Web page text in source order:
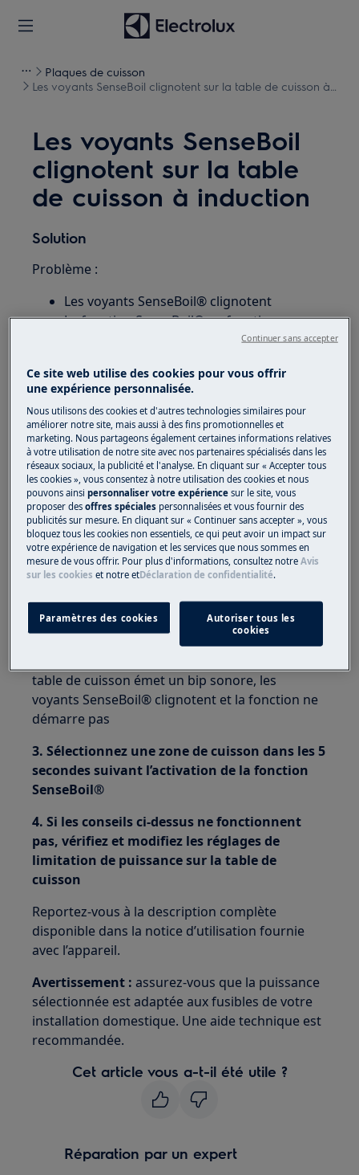
Plaques de cuisson
Les voyants SenseBoil clignotent sur la table de cuisson à
Les voyants SenseBoil
clignotent sur la table
de cuisson à induction
Solution
Problème :
Les voyants SenseBoil® clignotent
La fonction SenseBoil® ne fonctionne pas.
Ne peut activer la fonction SenseBoil®
?
Concerne :
Tables de cuisson à induction avec la
fonction SenseBoil®
Résolution :
1. Assurez-vous que la surface de la table de
cuisson est sèche
2. Terminez les activités de cuisson ou
chaleur résiduelle.
Si toutes les zones de cuisson sont déjà utilisées
table de cuisson émet un bip sonore, les
voyants SenseBoil® clignotent et la fonction ne
démarre pas
3. Sélectionnez une zone de cuisson dans les 5
secondes suivant l’activation de la fonction
SenseBoil®
4. Si les conseils ci-dessus ne fonctionnent
pas, vérifiez et modifiez les réglages de
limitation de puissance sur la table de
cuisson
Reportez-vous à la description complète
disponible dans la notice d’utilisation fournie
avec l’appareil.
Avertissement :assurez-vous que la puissance
sélectionnée est adaptée aux fusibles de votre
installation domestique. Une aide technique est
recommandée.
Cet article vous a-t-il été utile ?
Réparation par un expert
Ce site web utilise des cookies pour vous offrir
une expérience personnalisée.
Nous utilisons des cookies et d'autres technologies similaires pour
améliorer notre site, mais aussi à des fins promotionnelles et
marketing. Nous partageons également certaines informations relatives
à votre utilisation de notre site avec nos partenaires spécialisés dans les
réseaux sociaux, la publicité et l'analyse. En cliquant sur « Accepter tous
les cookies », vous consentez à notre utilisation des cookies et nous
pouvons ainsipersonnaliser votre expériencesur le site, vous
proposer desoffres spéciales personnalisées et vous fournir des
publicités sur mesure. En cliquant sur « Continuer sans accepter », vous
bloquez tous les cookies non essentiels, ce qui peut avoir un impact sur
votre expérience de navigation et les services que nous sommes en
mesure de vous offrir. Pour plus d'informations, consultez notreAvis
sur les cookies et notreetDéclaration de confidentialité.
Paramètres des cookies
Autoriser tous les
cookies
Continuer sans accepter